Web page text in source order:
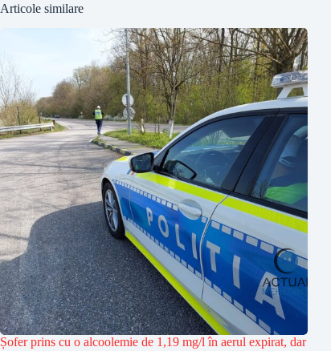
Articole similare
Șofer prins cu o alcoolemie de 1,19 mg/l în aerul expirat, dar